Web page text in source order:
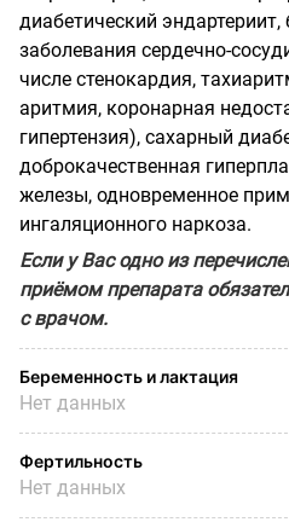
диабетический эндартериит,
заболевания сердечно-
числе стенокардия,
аритмия, коронарная
гипертензия), сахарный
доброкачественная
железы, одновременное
ингаляционного наркоза.
Если у Вас одно из
приёмом препарата
с врачом.
Беременность и лактация
Нет данных
Фертильность
Нет данных